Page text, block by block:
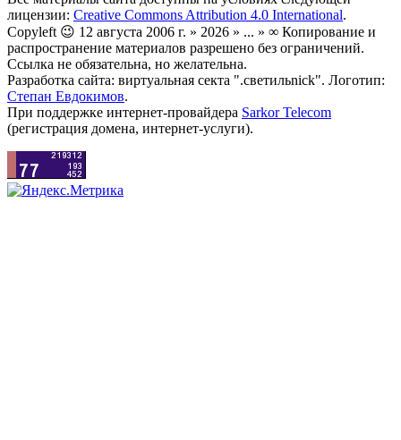
лицензии: Creative Commons Attribution 4.0 International.
Copyleft 😉 12 августа 2006 г. » 2026 » ... » ∞ Копирование и
распространение материалов разрешено без ограничений.
Ссылка не обязательна, но желательна.
Разработка сайта: виртуальная секта ".светильnick". Логотип:
Степан Евдокимов.
При поддержке интернет-провайдера Sarkor Telecom
(регистрация домена, интернет-услуги).